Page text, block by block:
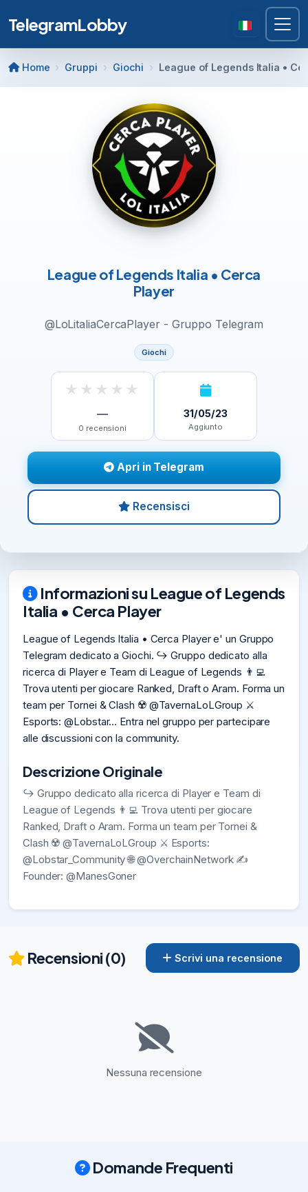
TelegramLobby
Home Gruppi Giochi League of Legends Italia •
League of Legends Italia • Cerca
Player
@LoLitaliaCercaPlayer - Gruppo Telegram
Giochi
★ ★ ★ ★ ★
—
0 recensioni
31/05/23
Aggiunto
Apri in Telegram
Recensisci
Informazioni su League of Legends
Italia • Cerca Player
League of Legends Italia • Cerca Player e' un Gruppo
Telegram dedicato a Giochi. ↪️ Gruppo dedicato alla
ricerca di Player e Team di League of Legends 👨‍💻
Trova utenti per giocare Ranked, Draft o Aram. Forma un
team per Tornei & Clash ☢️ @TavernaLoLGroup ⚔️
Esports: @Lobstar... Entra nel gruppo per partecipare
alle discussioni con la community.
Descrizione Originale
↪️ Gruppo dedicato alla ricerca di Player e Team di
League of Legends 👨‍💻 Trova utenti per giocare
Ranked, Draft o Aram. Forma un team per Tornei &
Clash ☢️ @TavernaLoLGroup ⚔️ Esports:
@Lobstar_Community 🌐 @OverchainNetwork ✍️
Founder: @ManesGoner
Recensioni (0) Scrivi una recensione
Nessuna recensione
Domande Frequenti